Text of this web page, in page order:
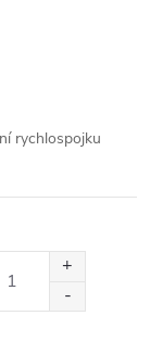
rychlospojku